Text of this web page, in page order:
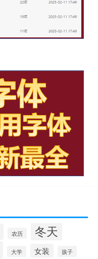
农历 冬天
大学 女装 孩子